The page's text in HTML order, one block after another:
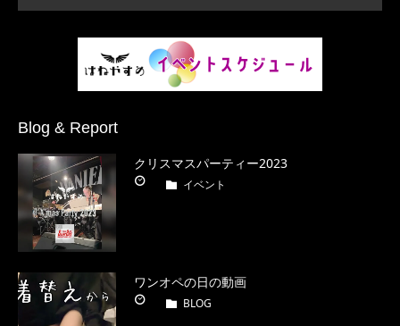
Blog & Report
クリスマスパーティー2023
イベント
ワンオペの日の動画
BLOG